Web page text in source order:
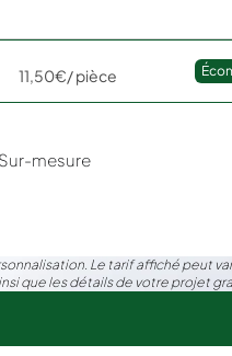
11,50€/ pièce
Sur-mesure
Le tarif affiché peut
que les détails de votre projet